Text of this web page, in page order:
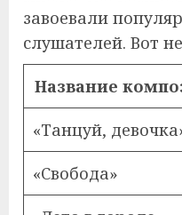
завоевали
слушателей. Вот
Название
«Танцуй,
«Свобода»